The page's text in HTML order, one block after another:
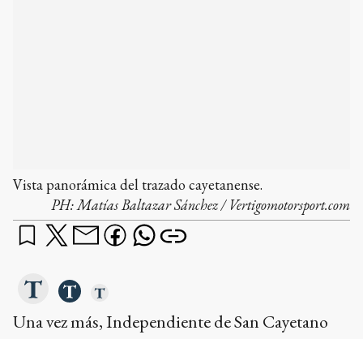
Vista panorámica del trazado cayetanense.
PH:Matías Baltazar Sánchez / Vertigomotorsport.com
Una vez más, Independiente de San Cayetano